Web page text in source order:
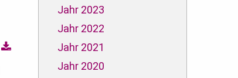
Jahr 2023
Jahr 2022
Jahr 2021
Jahr 2020